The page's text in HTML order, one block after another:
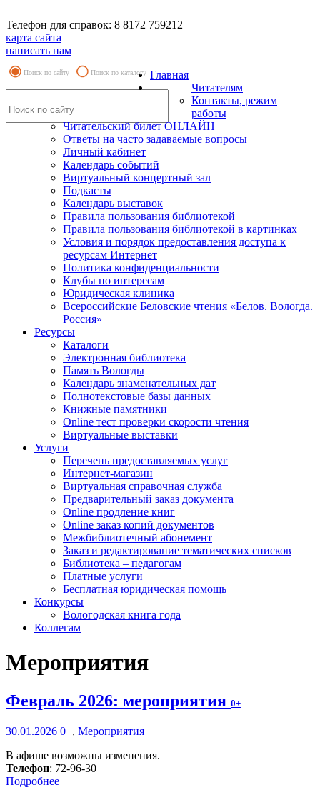
Телефон для справок: 8 8172 759212
карта сайта
написать нам
Поиск по сайту Поиск по каталогу Главная
Читателям
Контакты, режим
работы
Читательский билет ОНЛАЙН
Ответы на часто задаваемые вопросы
Личный кабинет
Календарь событий
Виртуальный концертный зал
Подкасты
Календарь выставок
Правила пользования библиотекой
Правила пользования библиотекой в картинках
Условия и порядок предоставления доступа к
ресурсам Интернет
Политика конфиденциальности
Клубы по интересам
Юридическая клиника
Всероссийские Беловские чтения «Белов. Вологда.
Россия»
Ресурсы
Каталоги
Электронная библиотека
Память Вологды
Календарь знаменательных дат
Полнотекстовые базы данных
Книжные памятники
Online тест проверки скорости чтения
Виртуальные выставки
Услуги
Перечень предоставляемых услуг
Интернет-магазин
Виртуальная справочная служба
Предварительный заказ документа
Online продление книг
Online заказ копий документов
Межбиблиотечный абонемент
Заказ и редактирование тематических списков
Библиотека – педагогам
Платные услуги
Бесплатная юридическая помощь
Конкурсы
Вологодская книга года
Коллегам
Мероприятия
Февраль 2026: мероприятия 0+
30.01.2026 0+, Мероприятия
В афише возможны изменения.
Телефон: 72-96-30
Подробнее